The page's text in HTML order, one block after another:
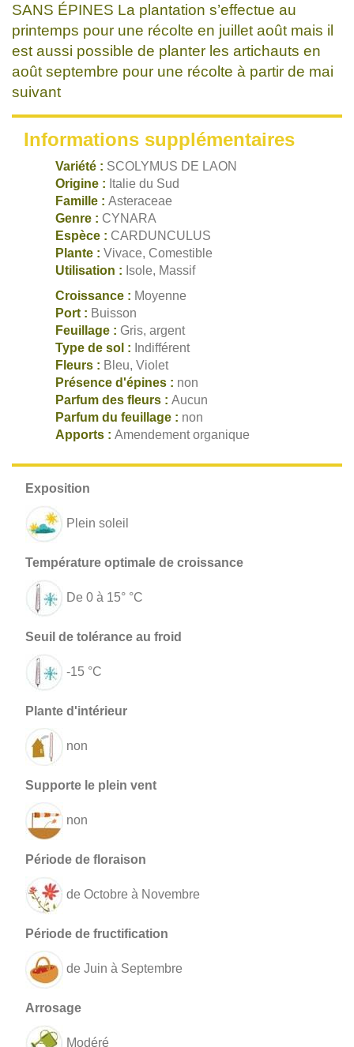
SANS ÉPINES La plantation s’effectue au
printemps pour une récolte en juillet août mais il
est aussi possible de planter les artichauts en
août septembre pour une récolte à partir de mai
suivant
Informations supplémentaires
Variété : SCOLYMUS DE LAON
Origine : Italie du Sud
Famille : Asteraceae
Genre : CYNARA
Espèce : CARDUNCULUS
Plante : Vivace, Comestible
Utilisation : Isole, Massif
Croissance : Moyenne
Port : Buisson
Feuillage : Gris, argent
Type de sol : Indifférent
Fleurs : Bleu, Violet
Présence d'épines : non
Parfum des fleurs : Aucun
Parfum du feuillage : non
Apports : Amendement organique
Plein soleil
De 0 à 15° °C
-15 °C
non
non
de Octobre à Novembre
de Juin à Septembre
Modéré